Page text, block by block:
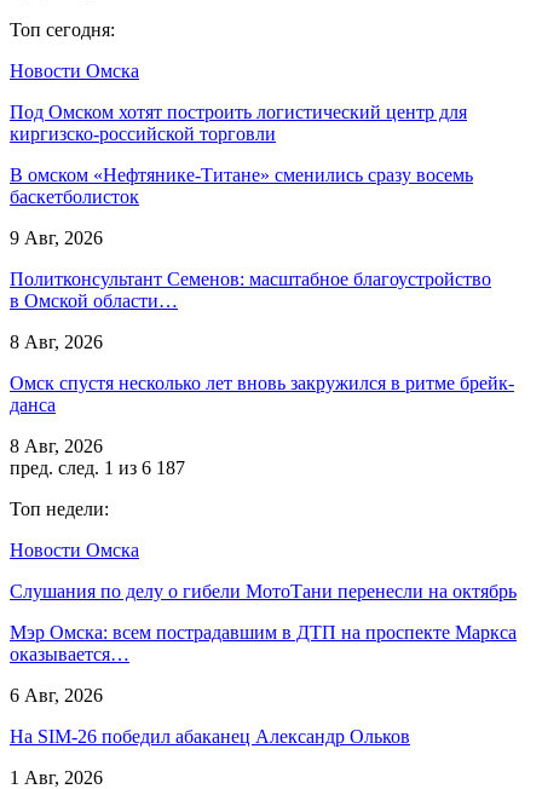
Топ сегодня:
Новости Омска
Под Омском хотят построить логистический центр для
киргизско-российской торговли
В омском «Нефтянике-Титане» сменились сразу восемь
баскетболисток
9 Авг, 2026
Политконсультант Семенов: масштабное благоустройство
в Омской области…
8 Авг, 2026
Омск спустя несколько лет вновь закружился в ритме брейк-
данса
8 Авг, 2026
пред. след. 1 из 6 187
Топ недели:
Новости Омска
Слушания по делу о гибели МотоТани перенесли на октябрь
Мэр Омска: всем пострадавшим в ДТП на проспекте Маркса
оказывается…
6 Авг, 2026
На SIM-26 победил абаканец Александр Ольков
1 Авг, 2026